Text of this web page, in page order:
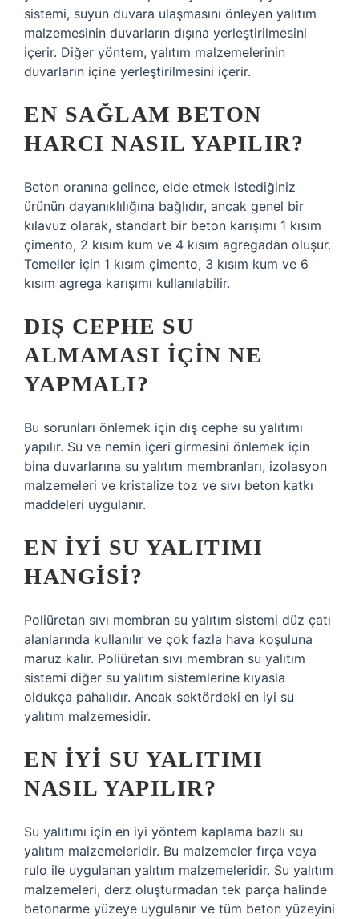
sistemi, suyun duvara ulaşmasını önleyen yalıtım
malzemesinin duvarların dışına yerleştirilmesini
içerir. Diğer yöntem, yalıtım malzemelerinin
duvarların içine yerleştirilmesini içerir.
EN SAĞLAM BETON
HARCI NASIL YAPILIR?
Beton oranına gelince, elde etmek istediğiniz
ürünün dayanıklılığına bağlıdır, ancak genel bir
kılavuz olarak, standart bir beton karışımı 1 kısım
çimento, 2 kısım kum ve 4 kısım agregadan oluşur.
Temeller için 1 kısım çimento, 3 kısım kum ve 6
kısım agrega karışımı kullanılabilir.
DIŞ CEPHE SU
ALMAMASI IÇIN NE
YAPMALI?
Bu sorunları önlemek için dış cephe su yalıtımı
yapılır. Su ve nemin içeri girmesini önlemek için
bina duvarlarına su yalıtım membranları, izolasyon
malzemeleri ve kristalize toz ve sıvı beton katkı
maddeleri uygulanır.
EN IYI SU YALITIMI
HANGISI?
Poliüretan sıvı membran su yalıtım sistemi düz çatı
alanlarında kullanılır ve çok fazla hava koşuluna
maruz kalır. Poliüretan sıvı membran su yalıtım
sistemi diğer su yalıtım sistemlerine kıyasla
oldukça pahalıdır. Ancak sektördeki en iyi su
yalıtım malzemesidir.
EN IYI SU YALITIMI
NASIL YAPILIR?
Su yalıtımı için en iyi yöntem kaplama bazlı su
yalıtım malzemeleridir. Bu malzemeler fırça veya
rulo ile uygulanan yalıtım malzemeleridir. Su yalıtım
malzemeleri, derz oluşturmadan tek parça halinde
betonarme yüzeye uygulanır ve tüm beton yüzeyini